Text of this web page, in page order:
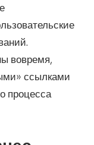
вовремя,
ссылками
процесса